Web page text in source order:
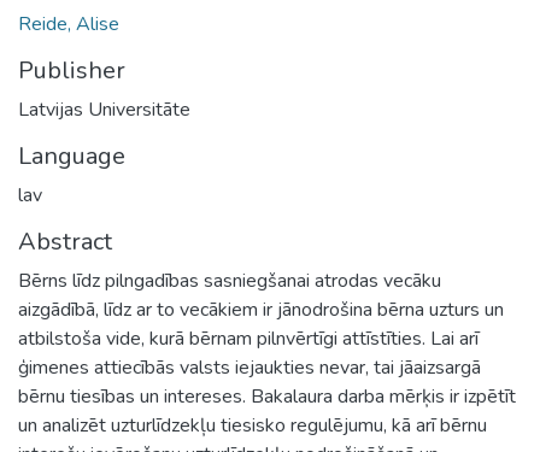
Reide, Alise
Publisher
Latvijas Universitāte
Language
lav
Abstract
Bērns līdz pilngadības sasniegšanai atrodas vecāku
aizgādībā, līdz ar to vecākiem ir jānodrošina bērna uzturs un
atbilstoša vide, kurā bērnam pilnvērtīgi attīstīties. Lai arī
ģimenes attiecībās valsts iejaukties nevar, tai jāaizsargā
bērnu tiesības un intereses. Bakalaura darba mērķis ir izpētīt
un analizēt uzturlīdzekļu tiesisko regulējumu, kā arī bērnu